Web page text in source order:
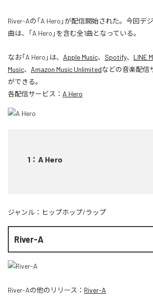
River-Aの「A Hero」が配信開始された。今回デ
曲は、「A Hero」を含む全1曲となっている。
なお「A Hero 」は、 Apple Music、 Spotify、 LINE
Music、 Amazon Music Unlimitedなどの音楽配信
ができる。
各配信サービス： A Hero
1 ： A Hero
ジャンル： ヒップホップ/ラップ
River-A
River-Aの他のリリース： River-A